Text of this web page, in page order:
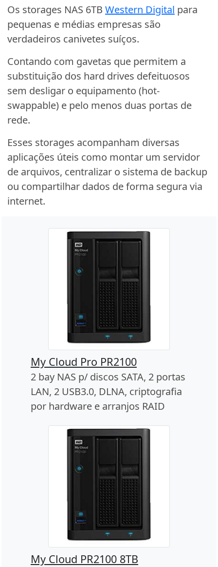
Os storages NAS 6TB Western Digital para
pequenas e médias empresas são
verdadeiros canivetes suíços.
Contando com gavetas que permitem a
substituição dos hard drives defeituosos
sem desligar o equipamento (hot-
swappable) e pelo menos duas portas de
rede.
Esses storages acompanham diversas
aplicações úteis como montar um servidor
de arquivos, centralizar o sistema de backup
ou compartilhar dados de forma segura via
internet.
My Cloud Pro PR2100
2 bay NAS p/ discos SATA, 2 portas
LAN, 2 USB3.0, DLNA, criptografia
por hardware e arranjos RAID
My Cloud PR2100 8TB